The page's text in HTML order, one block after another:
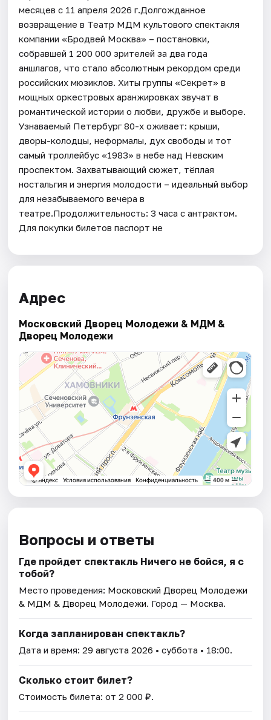
месяцев с 11 апреля 2026 г.Долгожданное
возвращение в Театр МДМ культового спектакля
компании «Бродвей Москва» – постановки,
собравшей 1 200 000 зрителей за два года
аншлагов, что стало абсолютным рекордом среди
российских мюзиклов. Хиты группы «Секрет» в
мощных оркестровых аранжировках звучат в
романтической истории о любви, дружбе и выборе.
Узнаваемый Петербург 80-х оживает: крыши,
дворы-колодцы, неформалы, дух свободы и тот
самый троллейбус «1983» в небе над Невским
проспектом. Захватывающий сюжет, тёплая
ностальгия и энергия молодости – идеальный выбор
для незабываемого вечера в
театре.Продолжительность: 3 часа с антрактом.
Для покупки билетов паспорт не
Адрес
Московский Дворец Молодежи & МДМ &
Дворец Молодежи
Вопросы и ответы
Где пройдет спектакль Ничего не бойся, я с
тобой?
Место проведения: Московский Дворец Молодежи
& МДМ & Дворец Молодежи. Город — Москва.
Когда запланирован спектакль?
Дата и время:29 августа 2026 • суббота • 18:00.
Сколько стоит билет?
Стоимость билета: от 2 000 ₽.